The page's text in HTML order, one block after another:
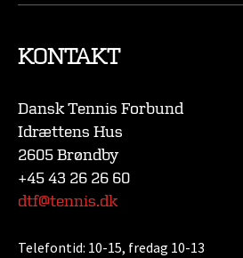
KONTAKT
Dansk Tennis Forbund
Idrættens Hus
2605 Brøndby
+45 43 26 26 60
dtf@tennis.dk
Telefontid: 10-15, fredag 10-13